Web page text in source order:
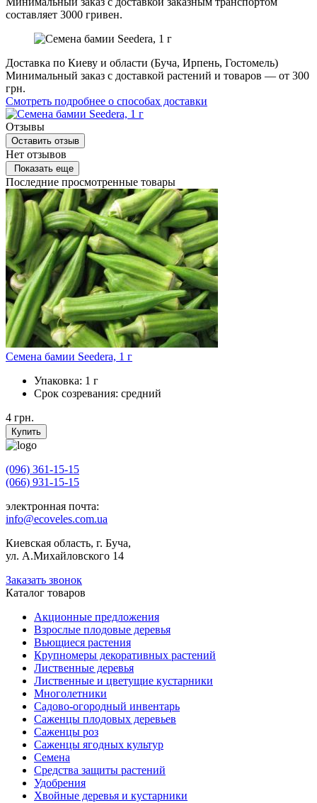
составляет 3000 гривен.
Доставка по Киеву и области (Буча, Ирпень, Гостомель)
Минимальный заказ с доставкой растений и товаров — от 300
грн.
Смотреть подробнее о способах доставки
Отзывы
Оставить отзыв
Нет отзывов
Показать еще
Последние просмотренные товары
Семена бамии Seedera, 1 г
Упаковка: 1 г
Срок созревания: средний
4 грн.
Купить
(096) 361-15-15
(066) 931-15-15
электронная почта:
info@ecoveles.com.ua
Киевская область, г. Буча,
ул. А.Михайловского 14
Заказать звонок
Каталог товаров
Акционные предложения
Взрослые плодовые деревья
Вьющиеся растения
Крупномеры декоративных растений
Лиственные деревья
Лиственные и цветущие кустарники
Многолетники
Садово-огородный инвентарь
Саженцы плодовых деревьев
Саженцы роз
Саженцы ягодных культур
Семена
Средства защиты растений
Удобрения
Хвойные деревья и кустарники